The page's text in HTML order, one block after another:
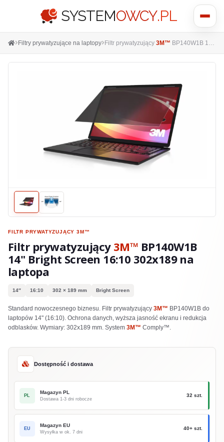
Pokaż
menu
SYSTEMOWCY.PL
Filtry prywatyzujące na laptopy Filtr prywatyzujący 3M™ BP140W1B 14" Bright Screen 16:10 302x189 na laptopa
FILTR PRYWATYZUJĄCY3M™
Filtr prywatyzujący 3M™ BP140W1B
14" Bright Screen 16:10 302x189 na
laptopa
14″ 16:10 302 × 189 mm Bright Screen
Standard nowoczesnego biznesu. Filtr prywatyzujący 3M™ BP140W1B do
laptopów 14" (16:10). Ochrona danych, wyższa jasność ekranu i redukcja
odblasków. Wymiary: 302x189 mm. System 3M™ Comply™.
Dostępność i dostawa
PL
Magazyn PL
Dostawa 1-3 dni robocze
32 szt.
EU
Magazyn EU
Wysyłka w ok. 7 dni
40+ szt.